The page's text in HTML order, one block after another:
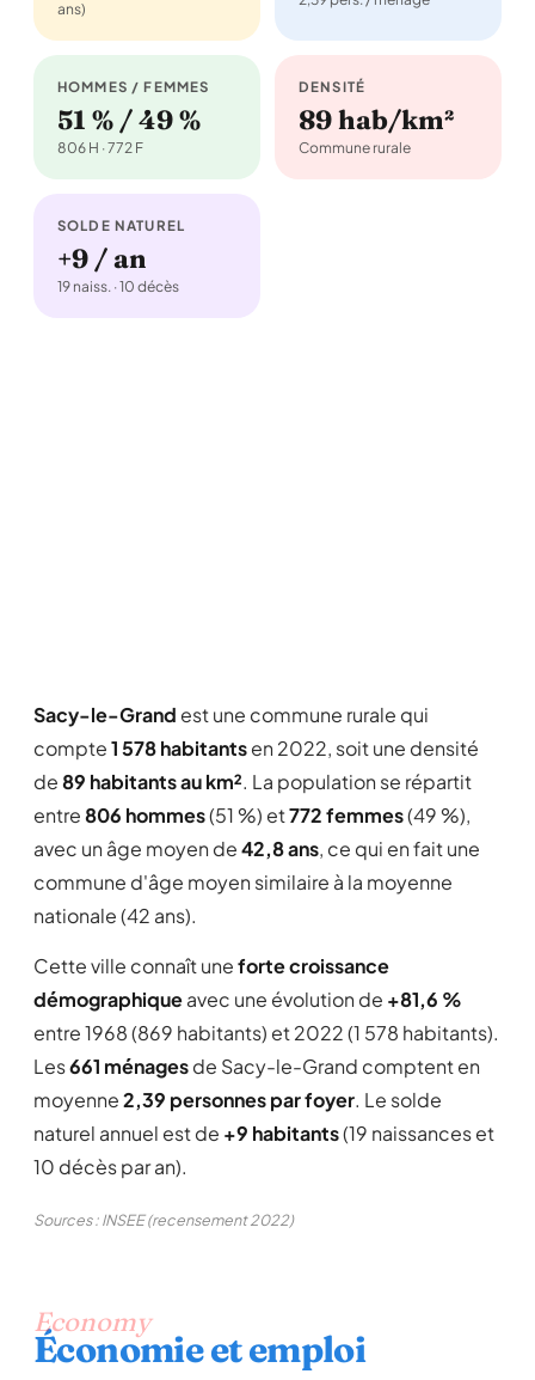
ans)
HOMMES / FEMMES
51 % / 49 %
806 H · 772 F
DENSITÉ
89 hab/km²
Commune rurale
SOLDE NATUREL
+9 / an
19 naiss. · 10 décès
Sacy-le-Grand est une commune rurale qui
compte1 578 habitantsen 2022, soit une densité
de89 habitants au km². La population se répartit
entre806 hommes(51 %) et772 femmes(49 %),
avec un âge moyen de42,8 ans, ce qui en fait une
commune d'âge moyen similaire à la moyenne
nationale (42 ans).
Cette ville connaît uneforte croissance
démographiqueavec une évolution de +81,6 %
entre 1968 (869 habitants) et 2022 (1 578 habitants).
Les661 ménagesde Sacy-le-Grand comptent en
moyenne2,39 personnes par foyer. Le solde
naturel annuel est de +9 habitants(19 naissances et
10 décès par an).
Sources : INSEE (recensement 2022)
Economy
Économie et emploi